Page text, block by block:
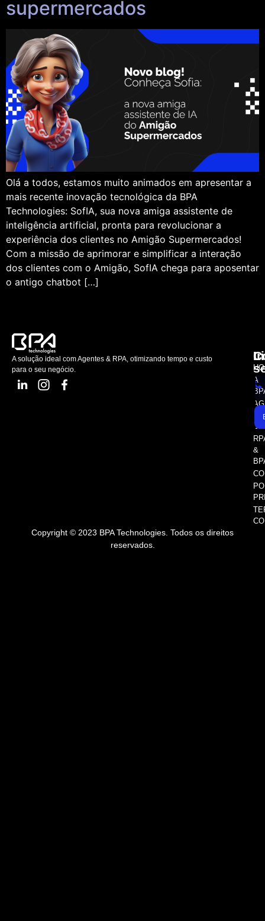
supermercados
Olá a todos, estamos muito animados em apresentar a
mais recente inovação tecnológica da BPA
Technologies: SofIA, sua nova amiga assistente de
inteligência artificial, pronta para revolucionar a
experiência dos clientes no Amigão Supermercados!
Com a missão de aprimorar e simplificar a interação
dos clientes com o Amigão, SofIA chega para aposentar
o antigo chatbot […]
A solução ideal com Agentes & RPA, otimizando tempo e custo
para o seu negócio.
A
&
Copyright © 2023 BPA Technologies. Todos os direitos
reservados.